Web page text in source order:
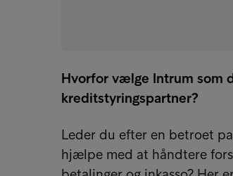
Hvorfor vælge Intrum som
kreditstyringspartner?
Leder du efter en betroet
hjælpe med at håndtere